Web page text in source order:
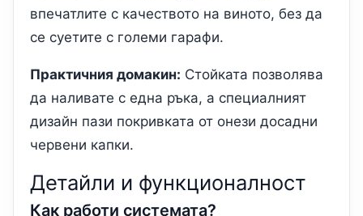
впечатлите с качеството на виното, без да
се суетите с големи гарафи.
Практичния домакин: Стойката позволява
да наливате с една ръка, а специалният
дизайн пази покривката от онези досадни
червени капки.
Детайли и функционалност
Как работи системата?